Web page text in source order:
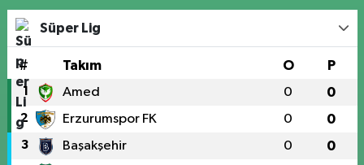
Süper Lig
# Takım O P
1 Amed 0 0
2 Erzurumspor FK 0 0
3 Başakşehir 0 0